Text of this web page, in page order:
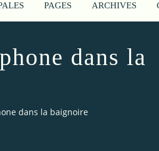
PAGES ARCHIVES
dans la
dans la baignoire